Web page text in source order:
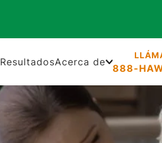
ResultadosAcerca de
888-